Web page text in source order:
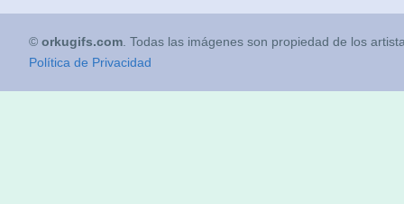
© orkugifs.com . Todas las imágenes son propiedad de los
Política de Privacidad